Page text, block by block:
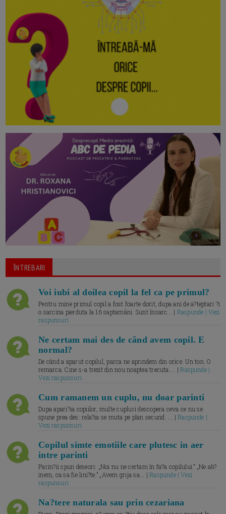
ÎNTREBARI
Voi iubi al doilea copil la fel ca pe primul?
Pentru mine primul copil a fost foarte dorit, dupa ani de a?teptari ?i
o sarcina pierduta la 16 saptamâni. Sunt însarc... | Raspunde | Vezi
raspunsuri
Ne certam mai des de când avem copil. E
normal?
De când a aparut copilul, parca ne aprindem din orice. Un ton. O
remarca. Cine s-a trezit din nou noaptea trecuta.... |Raspunde |
Vezi raspunsuri
Cum ramanem un cuplu, nu doar parinti
Dupa apari?ia copiilor, multe cupluri descopera ceva ce nu se
spune prea des: rela?ia se muta pe plan secund. ... |Raspunde |
Vezi raspunsuri
Copilul simte emotiile care plutesc in aer
intre parinti
Parin?ii spun deseori: „Noi nu ne certam în fa?a copilului.” „Ne ab?
inem, ca sa fie lini?te.” „Avem grija sa... |Raspunde | Vezi
raspunsuri
Na?tere naturala sau prin cezariana